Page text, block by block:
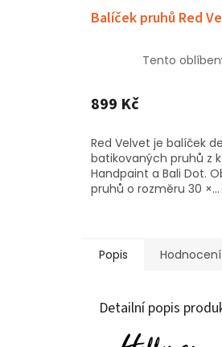
Balíček pruhů Red
Tento
899 Kč
Red Velvet je balíček
batikovaných pruhů z
Handpaint a Bali Dot.
pruhů o rozměru 30 ×...
Popis Hodnocení
Detailní popis